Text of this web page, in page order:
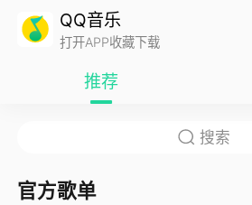
QQ音乐
打开APP收藏下载
推荐
官方歌单